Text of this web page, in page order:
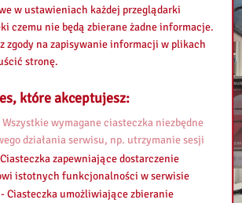
w ustawieniach każdej przeglądarki
czemu nie będą zbierane żadne informacje.
zgody na zapisywanie informacji w plikach
stronę.
które akceptujesz:
wymagane ciasteczka niezbędne
działania serwisu, np. utrzymanie sesji
zapewniające dostarczenie
istotnych funkcjonalności w serwisie
Ciasteczka umożliwiające zbieranie